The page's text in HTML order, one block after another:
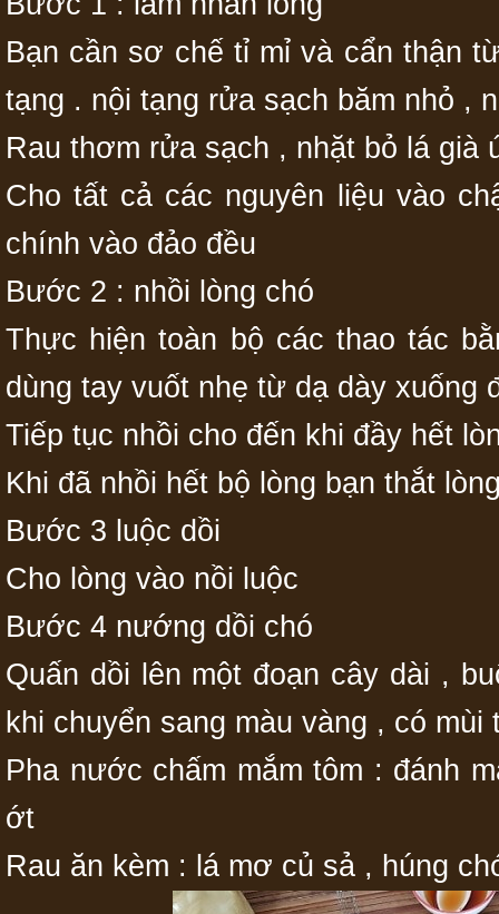
Bạn cần sơ chế tỉ mỉ và cẩn thận
tạng . nội tạng rửa sạch băm nhỏ ,
Rau thơm rửa sạch , nhặt bỏ lá già
Cho tất cả các nguyên liệu vào
chính vào đảo đều
Bước 2 : nhồi lòng chó
Thực hiện toàn bộ các thao tác
dùng tay vuốt nhẹ từ dạ dày
Tiếp tục nhồi cho đến khi đầy hết
Khi đã nhồi hết bộ lòng bạn thắt
Bước 3 luộc dồi
Cho lòng vào nồi luộc
Bước 4 nướng dồi chó
Quấn dồi lên một đoạn cây dài ,
khi chuyển sang màu vàng , có
Pha nước chấm mắm tôm : đánh
ớt
Rau ăn kèm : lá mơ củ sả , húng